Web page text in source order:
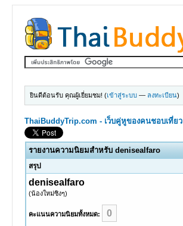
ยินดีต้อนรับ คุณผู้เยี่ยมชม! (เข้าสู่ระบบ — ลงทะเบียน)
ThaiBuddyTrip.com - เว็บคู่หูของคนชอบเที่ยว
รายงานความนิยมสำหรับ denisealfaro
สรุป
denisealfaro
(น้องใหม่ซิงๆ)
คะแนนความนิยมทั้งหมด: 0